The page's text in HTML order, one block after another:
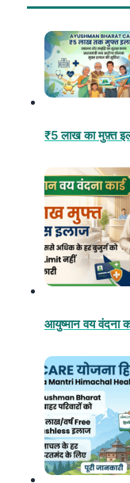
₹5 लाख का मुफ़्त
आयुष्मान वय वंदना